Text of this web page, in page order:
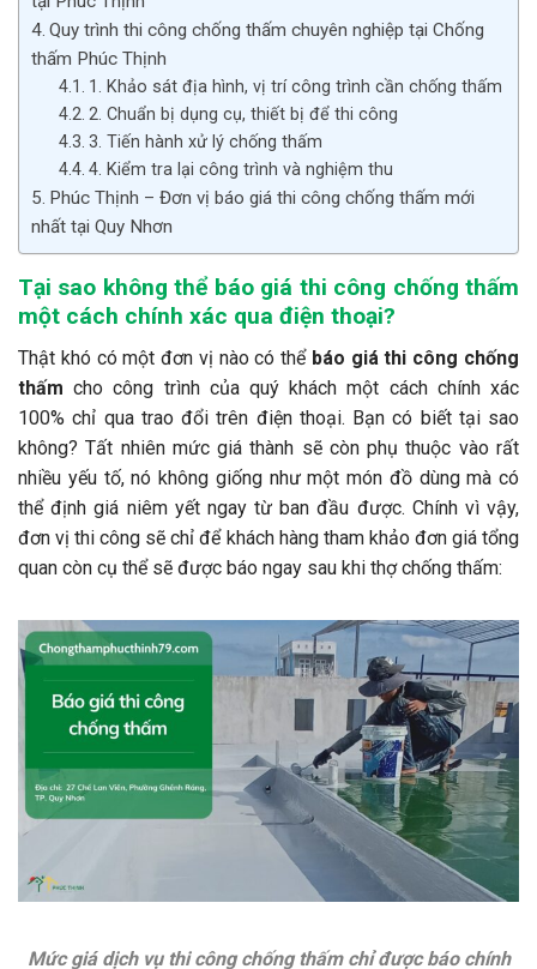
Quy trình thi công chống thấm chuyên nghiệp tại Chống
thấm Phúc Thịnh
1. Khảo sát địa hình, vị trí công trình cần chống thấm
2. Chuẩn bị dụng cụ, thiết bị để thi công
3. Tiến hành xử lý chống thấm
4. Kiểm tra lại công trình và nghiệm thu
Phúc Thịnh – Đơn vị báo giá thi công chống thấm mới
nhất tại Quy Nhơn
Tại sao không thể báo giá thi công chống thấm
một cách chính xác qua điện thoại?
Thật khó có một đơn vị nào có thể báo giá thi công chống
thấm cho công trình của quý khách một cách chính xác
100% chỉ qua trao đổi trên điện thoại. Bạn có biết tại sao
không? Tất nhiên mức giá thành sẽ còn phụ thuộc vào rất
nhiều yếu tố, nó không giống như một món đồ dùng mà có
thể định giá niêm yết ngay từ ban đầu được. Chính vì vậy,
đơn vị thi công sẽ chỉ để khách hàng tham khảo đơn giá tổng
quan còn cụ thể sẽ được báo ngay sau khi thợ chống thấm:
Mức giá dịch vụ thi công chống thấm chỉ được báo chính